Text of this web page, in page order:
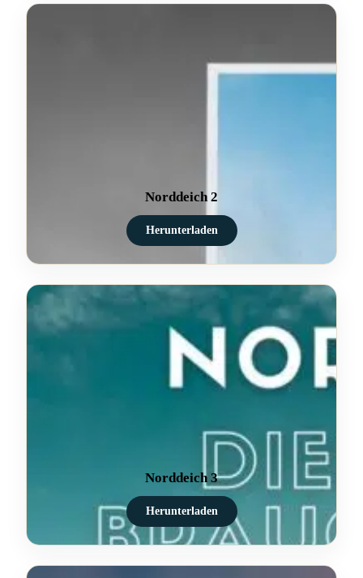
Norddeich 2
Herunterladen
Norddeich 3
Herunterladen